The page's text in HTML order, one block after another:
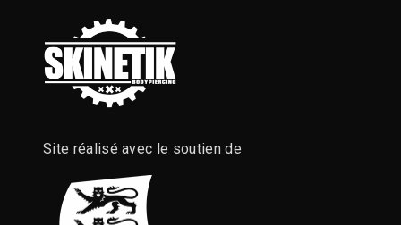
Site réalisé avec le soutien de